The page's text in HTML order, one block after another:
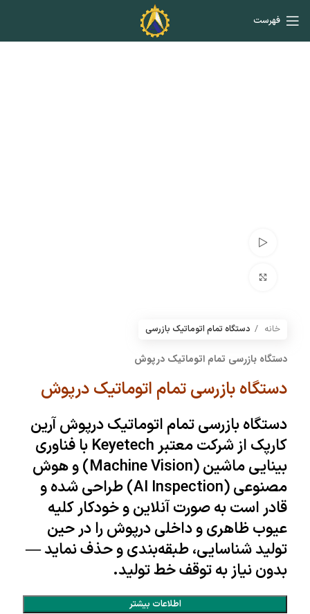
فهرست
خانه دستگاه تمام اتوماتیک بازرسی
دستگاه بازرسی تمام اتوماتیک درپوش
دستگاه بازرسی تمام اتوماتیک درپوش
دستگاه بازرسی تمام اتوماتیکدرپوشآرین
کارپک از شرکت معتبرKeyetech با فناوری
بینایی ماشین (Machine Vision) و هوش
مصنوعی (AI Inspection) طراحی شده و
قادر است به صورت آنلاین و خودکار کلیه
عیوب ظاهری و داخلی درپوش را در حین
تولید شناسایی، طبقه‌بندی و حذف نماید —
بدون نیاز به توقف خط تولید.
اطلاعات بیشتر